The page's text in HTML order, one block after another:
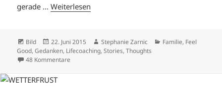
gerade …Weiterlesen
Format
Bild
Veröffentlicht
am
22. Juni 2015 Autor
Stephanie Zarnic Kategorien
Familie, Feel
Good,Gedanken, Lifecoaching,Stories,Thoughts
48 Kommentare